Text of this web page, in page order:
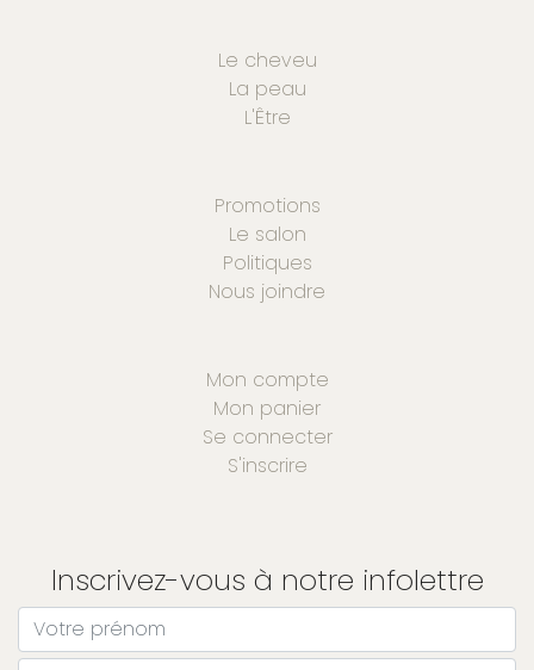
Le cheveu
La peau
L'Être
Promotions
Le salon
Politiques
Nous joindre
Mon compte
Mon panier
Se connecter
S'inscrire
Inscrivez-vous à notre infolettre